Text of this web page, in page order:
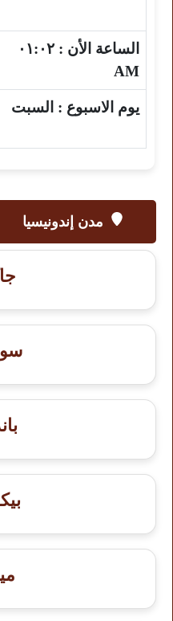
الساعة الأن : ٠١:٠٢
AM
يوم الاسبوع : السبت
مدن إندونيسيا